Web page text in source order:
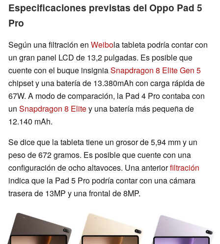
Especificaciones previstas del Oppo Pad 5
Pro
Según una filtración en Weibola tableta podría contar con
un gran panel LCD de 13,2 pulgadas. Es posible que
cuente con el buque insigniaSnapdragon 8 Elite Gen 5
chipset y una batería de 13.380mAh con carga rápida de
67W. A modo de comparación, la Pad 4 Pro contaba con
un Snapdragon 8 Elitey una batería más pequeña de
12.140 mAh.
Se dice que la tableta tiene un grosor de 5,94 mm y un
peso de 672 gramos. Es posible que cuente con una
configuración de ocho altavoces. Una anteriorfiltración
indica que la Pad 5 Pro podría contar con una cámara
trasera de 13MP y una frontal de 8MP.